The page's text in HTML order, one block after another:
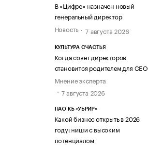
В «Цифре» назначен новый
генеральный директор
Новость
7 августа 2026
КУЛЬТУРА СЧАСТЬЯ
Когда совет директоров
становится родителем для CEO
Мнение эксперта
7 августа 2026
ПАО КБ «УБРИР»
Какой бизнес открыть в 2026
году: ниши с высоким
потенциалом